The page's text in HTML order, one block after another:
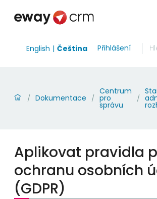
English Čeština Přihlášení
/ Dokumentace /
Centrum
pro
správu
/
Aplikovat pravidla
ochranu osobních
(GDPR)